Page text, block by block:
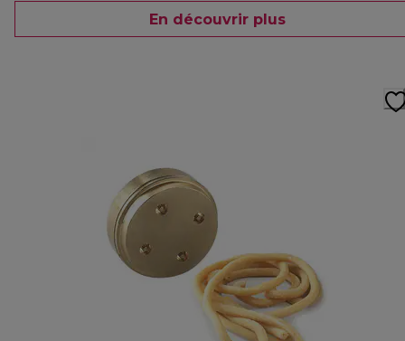
En découvrir plus